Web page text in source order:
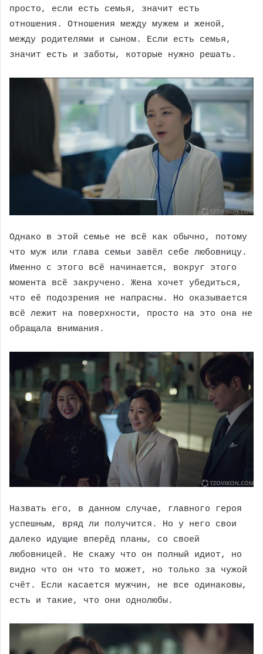
просто, если есть семья, значит есть
отношения. Отношения между мужем и женой,
между родителями и сыном. Если есть семья,
значит есть и заботы, которые нужно решать.
Однако в этой семье не всё как обычно, потому
что муж или глава семьи завёл себе любовницу.
Именно с этого всё начинается, вокруг этого
момента всё закручено. Жена хочет убедиться,
что её подозрения не напрасны. Но оказывается
всё лежит на поверхности, просто на это она не
обращала внимания.
Назвать его, в данном случае, главного героя
успешным, вряд ли получится. Но у него свои
далеко идущие вперёд планы, со своей
любовницей. Не скажу что он полный идиот, но
видно что он что то может, но только за чужой
счёт. Если касается мужчин, не все одинаковы,
есть и такие, что они однолюбы.